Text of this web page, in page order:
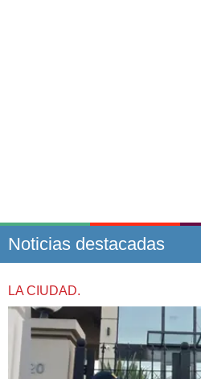
Noticias destacadas
LA CIUDAD.